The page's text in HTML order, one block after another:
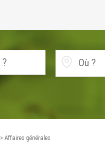
> Affaires générales